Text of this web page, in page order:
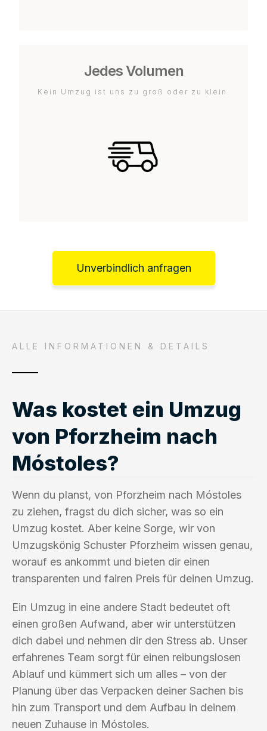
Jedes Volumen
Kein Umzug ist uns zu groß oder zu klein.
Unverbindlich anfragen
ALLE INFORMATIONEN & DETAILS
Was kostet ein Umzug
von Pforzheim nach
Móstoles?
Wenn du planst, von Pforzheim nach Móstoles
zu ziehen, fragst du dich sicher, was so ein
Umzug kostet. Aber keine Sorge, wir von
Umzugskönig Schuster Pforzheim wissen genau,
worauf es ankommt und bieten dir einen
transparenten und fairen Preis für deinen Umzug.
Ein Umzug in eine andere Stadt bedeutet oft
einen großen Aufwand, aber wir unterstützen
dich dabei und nehmen dir den Stress ab. Unser
erfahrenes Team sorgt für einen reibungslosen
Ablauf und kümmert sich um alles – von der
Planung über das Verpacken deiner Sachen bis
hin zum Transport und dem Aufbau in deinem
neuen Zuhause in Móstoles.